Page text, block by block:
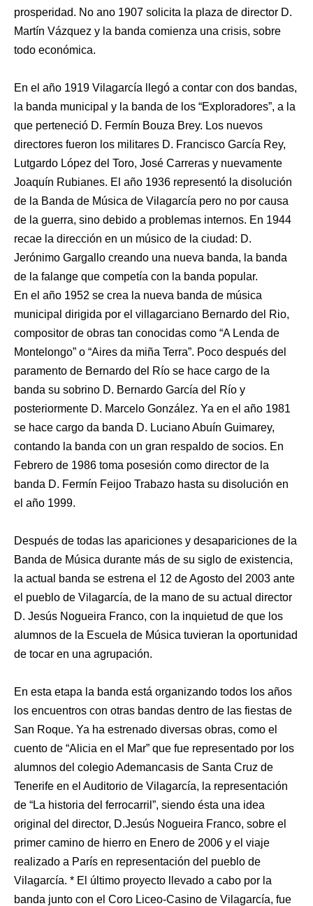
prosperidad. No ano 1907 solicita la plaza de director D.
Martín Vázquez y la banda comienza una crisis, sobre
todo económica.
En el año 1919 Vilagarcía llegó a contar con dos bandas,
la banda municipal y la banda de los “Exploradores”, a la
que perteneció D. Fermín Bouza Brey. Los nuevos
directores fueron los militares D. Francisco García Rey,
Lutgardo López del Toro, José Carreras y nuevamente
Joaquín Rubianes. El año 1936 representó la disolución
de la Banda de Música de Vilagarcía pero no por causa
de la guerra, sino debido a problemas internos. En 1944
recae la dirección en un músico de la ciudad: D.
Jerónimo Gargallo creando una nueva banda, la banda
de la falange que competía con la banda popular.
En el año 1952 se crea la nueva banda de música
municipal dirigida por el villagarciano Bernardo del Rio,
compositor de obras tan conocidas como “A Lenda de
Montelongo” o “Aires da miña Terra”. Poco después del
paramento de Bernardo del Río se hace cargo de la
banda su sobrino D. Bernardo García del Río y
posteriormente D. Marcelo González. Ya en el año 1981
se hace cargo da banda D. Luciano Abuín Guimarey,
contando la banda con un gran respaldo de socios. En
Febrero de 1986 toma posesión como director de la
banda D. Fermín Feijoo Trabazo hasta su disolución en
el año 1999.
Después de todas las apariciones y desapariciones de la
Banda de Música durante más de su siglo de existencia,
la actual banda se estrena el 12 de Agosto del 2003 ante
el pueblo de Vilagarcía, de la mano de su actual director
D. Jesús Nogueira Franco, con la inquietud de que los
alumnos de la Escuela de Música tuvieran la oportunidad
de tocar en una agrupación.
En esta etapa la banda está organizando todos los años
los encuentros con otras bandas dentro de las fiestas de
San Roque. Ya ha estrenado diversas obras, como el
cuento de “Alicia en el Mar” que fue representado por los
alumnos del colegio Ademancasis de Santa Cruz de
Tenerife en el Auditorio de Vilagarcía, la representación
de “La historia del ferrocarril”, siendo ésta una idea
original del director, D.Jesús Nogueira Franco, sobre el
primer camino de hierro en Enero de 2006 y el viaje
realizado a París en representación del pueblo de
Vilagarcía. * El último proyecto llevado a cabo por la
banda junto con el Coro Liceo-Casino de Vilagarcía, fue